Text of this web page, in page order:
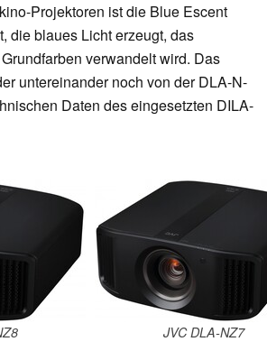
Projektoren ist die Blue Escent
die blaues Licht erzeugt, das
verwandelt wird. Das
untereinander noch von der DLA-N-
Daten des eingesetzten DILA-
JVC DLA-NZ7